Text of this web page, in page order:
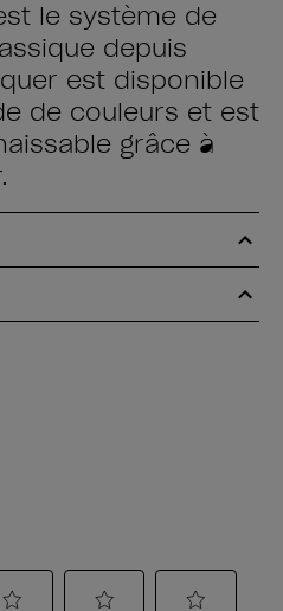
le système de
depuis
est disponible
de couleurs et est
grâce à